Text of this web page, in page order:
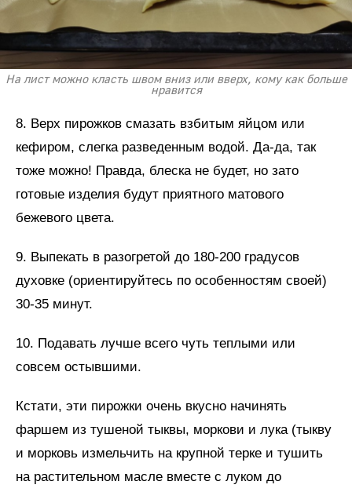
На лист можно класть швом вниз или вверх, кому как больше
нравится
8. Верх пирожков смазать взбитым яйцом или
кефиром, слегка разведенным водой. Да-да, так
тоже можно! Правда, блеска не будет, но зато
готовые изделия будут приятного матового
бежевого цвета.
9. Выпекать в разогретой до 180-200 градусов
духовке (ориентируйтесь по особенностям своей)
30-35 минут.
10. Подавать лучше всего чуть теплыми или
совсем остывшими.
Кстати, эти пирожки очень вкусно начинять
фаршем из тушеной тыквы, моркови и лука (тыкву
и морковь измельчить на крупной терке и тушить
на растительном масле вместе с луком до